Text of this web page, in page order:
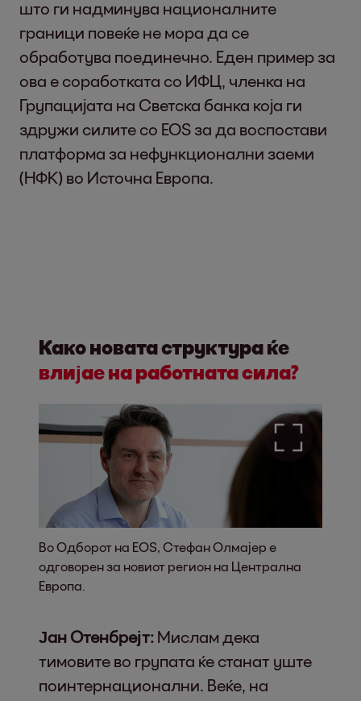
што ги надминува националните
граници повеќе не мора да се
обработува поединечно. Еден пример за
ова е соработката со ИФЦ, членка на
Групацијата на Светска банка која ги
здружи силите со EOS за да воспостави
платформа за нефункционални заеми
(НФК) во Источна Европа.
Како новата структура ќе
влијае на работната сила?
Во Одборот на EOS, Стефан Олмајер е
одговорен за новиот регион на Централна
Европа.
Јан Отенбрејт: Мислам дека
тимовите во групата ќе станат уште
поинтернационални. Веќе, на